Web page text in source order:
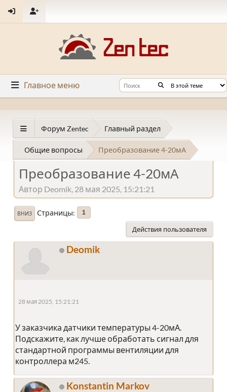
Главное меню
Форум Zentec Главный раздел
Общие вопросы Преобразование 4-20мА
Преобразование 4-20мА
Автор Deomik, 28 мая 2025, 15:21:21
ВНИЗ Страницы 1
Действия пользователя
Deomik
28 мая 2025, 15:21:21
У заказчика датчики температуры 4-20мА.
Подскажите, как лучше обработать сигнал для
стандартной программы вентиляции для
контроллера м245.
Konstantin Markov